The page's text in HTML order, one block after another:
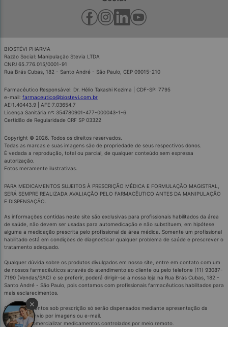
Referências Bibliográficas:
×
BIOSTÉVI PHARMA
Razão Social: Manipulação Stevia LTDA
CNPJ 65.776.015/0001-91
Rua Brás Cubas, 182 - Santo André - São Paulo, CEP 09015-210
Farmacêutico Responsável: Dr. Hélio Takashi Kozima | CDF-SP: 7795
e-mail: farmaceutico@biostevi.com.br
AE:1.40443.9 | AFE:7.03654.7
Licença Sanitária nº: 354780901-477-000043-1-6
Certidão de Regularidade CRF SP 03322
Copyright © 2026. Todos os direitos reservados.
Todas as marcas e suas imagens são de propriedade de seus respectivos donos.
É vedada a reprodução, total ou parcial, de qualquer conteúdo sem expressa
autorização.
Fotos meramente ilustrativas.
PARA MEDICAMENTOS SUJEITOS À PRESCRIÇÃO MÉDICA E FORMULAÇÃO MAGISTRAL,
SERÁ SEMPRE REALIZADA AVALIAÇÃO PELO FARMACÊUTICO ANTES DA MANIPULAÇÃO
E DISPENSAÇÃO.
As informações contidas neste site são exclusivas para profissionais habilitados da área
de saúde, não devem ser usadas para automedicação e não substituem, em hipótese
alguma a medicação prescrita pelo profissional da área médica. Somente um profissional
habilitado está em condições de diagnosticar qualquer problema de saúde e prescrever o
tratamento adequado.
Qualquer dúvida sobre os produtos divulgados em nosso site, entre em contato com um
de nossos farmacêuticos através do atendimento ao cliente ou pelo telefone (11) 93087-
7190 (Vendas/SAC) e se preferir, poderá dirigir-se a nossa loja na Rua Brás Cubas, 182 -
Santo André - São Paulo, pois contamos com profissionais farmacêuticos habilitados para
mais esclarecimentos.
Os medicamentos sob prescrição só serão dispensados mediante apresentação da
receita ou envio por imagens ou e-mail.
É proibido comercializar medicamentos controlados por meio remoto.